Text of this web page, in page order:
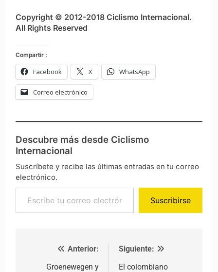
Copyright © 2012-2018 Ciclismo Internacional.
All Rights Reserved
Compartir :
Facebook X WhatsApp
Correo electrónico
Descubre más desde Ciclismo
Internacional
Suscríbete y recibe las últimas entradas en tu correo
electrónico.
Escribe tu correo electrónico…
Suscribirse
Navegación de entradas
Anterior:
Groenewegen y
Siguiente:
El colombiano